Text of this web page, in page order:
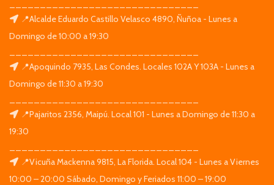
📍Alcalde Eduardo Castillo Velasco 4890, Ñuñoa - Lunes a
Domingo de 10:00 a 19:30
📍Apoquindo 7935, Las Condes. Locales 102A Y 103A - Lunes a
Domingo de 11:30 a 19:30
📍Pajaritos 2356, Maipú. Local 101 - Lunes a Domingo de 11:30 a
19:30
📍Vicuña Mackenna 9815, La Florida. Local 104 - Lunes a Viernes
10:00 – 20:00 Sábado, Domingo y Feriados 11:00 – 19:00